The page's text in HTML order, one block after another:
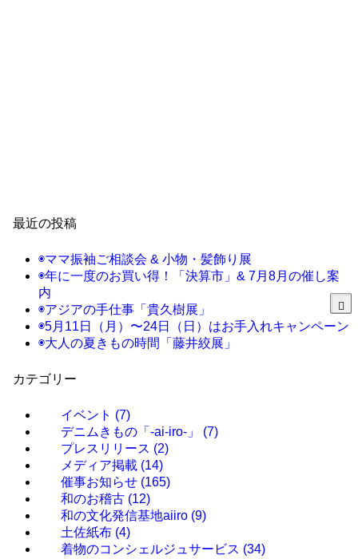
最近の投稿
◉ママ振袖ご相談会 & 小物・髪飾り展
◉年に一度のお買い得！「決算市」& 7月8月の催し案
内
◉アジアの手仕事「貴久樹展」
◉5月11日（月）〜24日（日）はお手入れキャンペーン
◉大人の夏きもの時間「藤井絞展」
カテゴリー
イベント (7)
デニムきもの「-ai-iro-」 (7)
プレスリリース (2)
メディア掲載 (14)
催事お知らせ (165)
和のお稽古 (12)
和の文化発信基地aiiro (9)
土佐紙布 (4)
着物のコンシェルジュサービス (34)